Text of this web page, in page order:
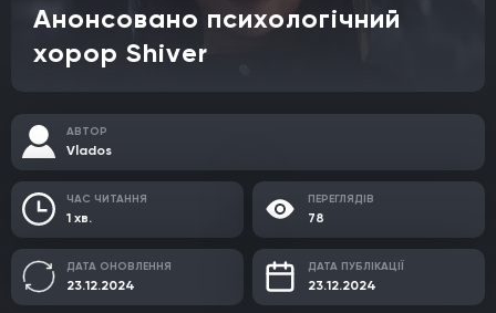
Анонсовано психологічний
хорор Shiver
АВТОР
Vlados
ЧАС ЧИТАННЯ
1 хв.
ПЕРЕГЛЯДІВ
78
ДАТА ОНОВЛЕННЯ
23.12.2024
ДАТА ПУБЛІКАЦІЇ
23.12.2024